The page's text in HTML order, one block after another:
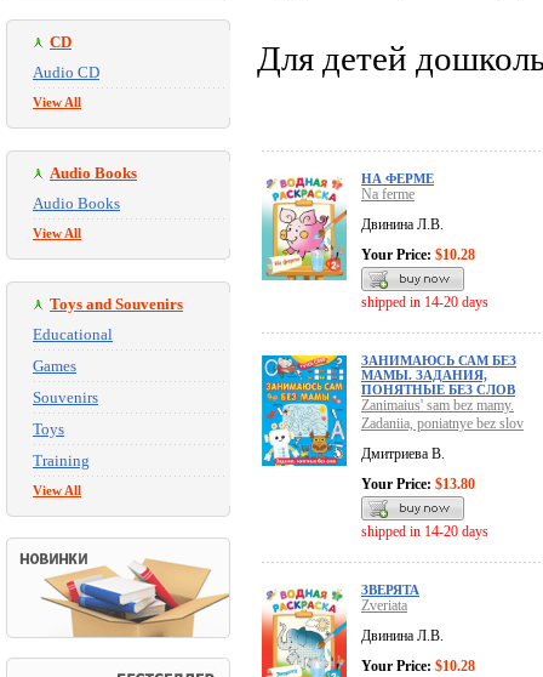
CD
Audio CD
View All
Audio Books
Audio Books
View All
Toys and Souvenirs
Educational
Games
Souvenirs
Toys
Training
View All
Для детей
НА ФЕРМЕ
Na ferme
Двинина Л.В.
Your Price: $10.28
shipped in 14-20 days
ЗАНИМАЮСЬ САМ БЕЗ
МАМЫ. ЗАДАНИЯ,
ПОНЯТНЫЕ БЕЗ СЛОВ
Zanimaius' sam bez mamy.
Zadaniia, poniatnye bez slov
Дмитриева В.
Your Price: $13.80
shipped in 14-20 days
ЗВЕРЯТА
Zveriata
Двинина Л.В.
Your Price: $10.28